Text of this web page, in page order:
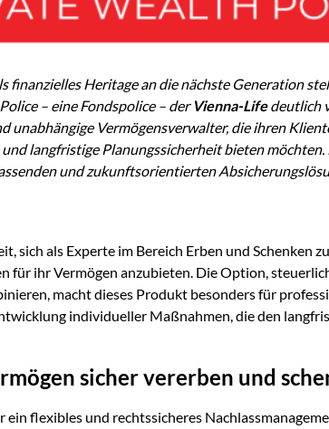
finanzielles Heritage an die nächste Generation
– eine Fondspolice – der Vienna-Lifedeutlich
unabhängige Vermögensverwalter, die ihren
langfristige Planungssicherheit bieten möchten.
und zukunftsorientierten
sich als Experte im Bereich Erben und Schenken
für ihr Vermögen anzubieten. Die Option,
macht dieses Produkt besonders für
individueller Maßnahmen, die den
sicher vererben und
flexibles und rechtssicheres